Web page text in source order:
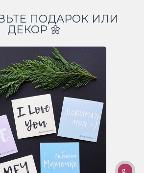
ПОДАРОК ИЛИ
ДЕКОР 🌼